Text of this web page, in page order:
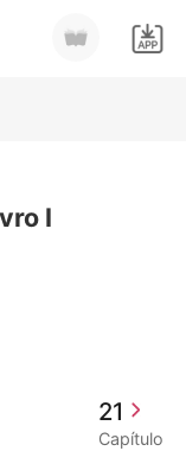
I
21
Capítulo